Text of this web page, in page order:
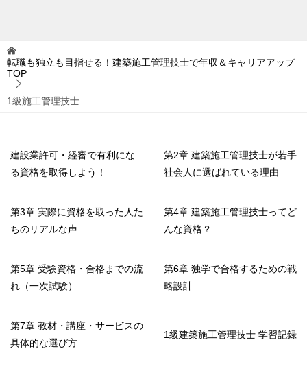
転職も独立も目指せる！建築施工管理技士で年収＆キャリアアップ
TOP
1級施工管理技士
建設業許可・経審で有利にな
る資格を取得しよう！
第2章 建築施工管理技士が若手
社会人に選ばれている理由
第3章 実際に資格を取った人た
ちのリアルな声
第4章 建築施工管理技士ってど
んな資格？
第5章 受験資格・合格までの流
れ（一次試験）
第6章 独学で合格するための戦
略設計
第7章 教材・講座・サービスの
具体的な選び方
1級建築施工管理技士 学習記録